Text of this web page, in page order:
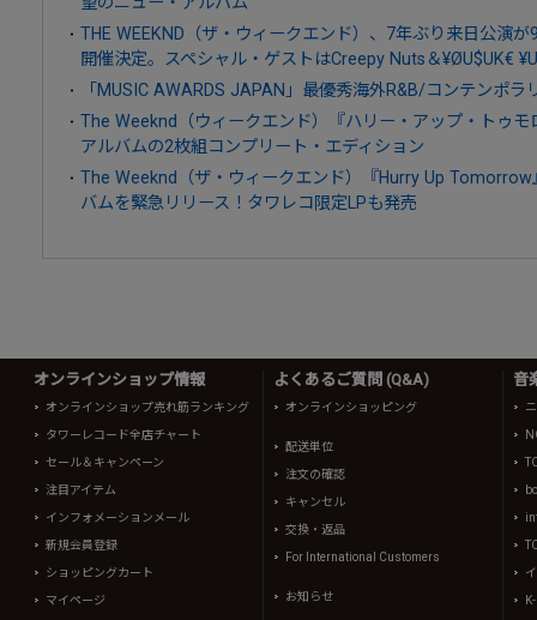
THE WEEKND（ザ・ウィークエンド）、7年ぶり来日公演
開催決定。スペシャル・ゲストはCreepy Nuts＆¥ØU$UK€
「MUSIC AWARDS JAPAN」最優秀海外R&B/コンテンポラ
The Weeknd（ウィークエンド）『ハリー・アップ・トゥ
アルバムの2枚組コンプリート・エディション
The Weeknd（ザ・ウィークエンド）『Hurry Up
バムを緊急リリース！タワレコ限定LPも発売
オンラインショップ情報
オンラインショップ売れ筋ランキング
タワーレコード全店チャート
セール＆キャンペーン
注目アイテム
インフォメーションメール
新規会員登録
ショッピングカート
マイページ
よくあるご質問 (Q&A)
オンラインショッピング
配送単位
注文の確認
キャンセル
交換・返品
For International Customers
お知らせ
音